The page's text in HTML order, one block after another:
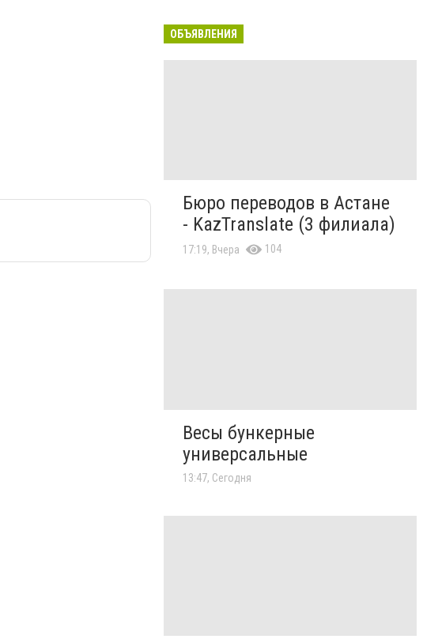
ОБЪЯВЛЕНИЯ
Бюро переводов в Астане
- KazTranslate (3 филиала)
17:19, Вчера 104
Весы бункерные
универсальные
13:47, Сегодня